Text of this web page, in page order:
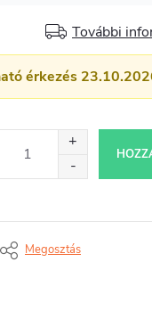
További
érkezés
Megosztás